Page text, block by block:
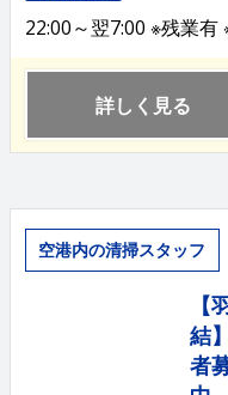
22:00～翌7:00 ※残業有
詳しく見る
空港内の清掃スタッフ
結
者